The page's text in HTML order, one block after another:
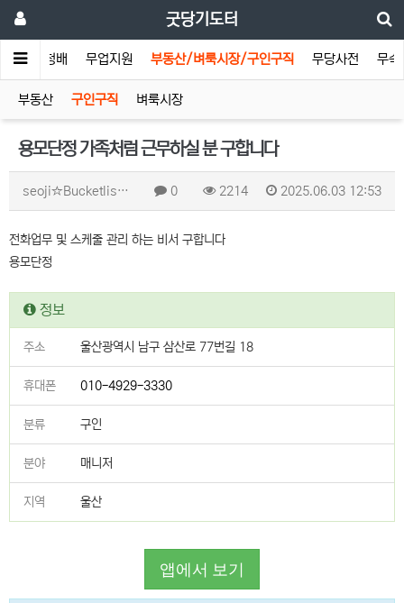
굿당기도터
터 청배 무업지원 부동산/벼룩시장/구인구직 무당사전 무속
부동산 구인구직 벼룩시장
용모단정 가족처럼 근무하실 분 구합니다
seoji☆Bucketlis… 0 2214 2025.06.03 12:53
전화업무 및 스케줄 관리 하는 비서 구합니다
용모단정
정보
주소 울산광역시 남구 삼산로 77번길 18
휴대폰 010-4929-3330
분류 구인
분야 매니저
지역 울산
앱에서 보기